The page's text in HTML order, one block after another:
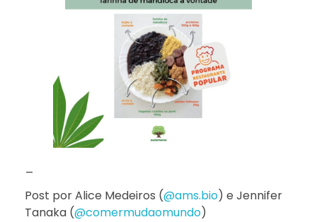
Post por Alice Medeiros (@ams.bio) e Jennifer
Tanaka (@comermudaomundo)